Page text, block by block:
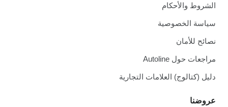
الشروط والأحكام
سياسة الخصوصية
نصائح للأمان
مراجعات حول Autoline
دليل (كتالوج) العلامات التجارية
عروضنا